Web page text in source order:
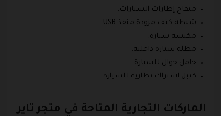
منفاخ إطارات السيارات.
شنطة كتف مزودة منفذ USB.
مكنسة سيارة.
مظلة سيارة داخلية.
حامل جوال للسيارة.
كيبل اشتراك بطارية للسيارة.
الماركات التجارية المتاحة في متجر تاير